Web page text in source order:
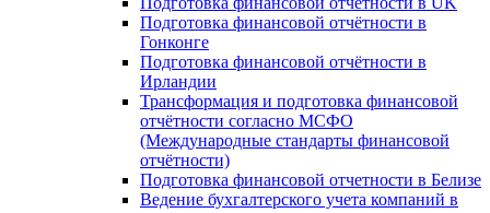
Подготовка финансовой отчётности в
Гонконге
Подготовка финансовой отчётности в
Ирландии
Трансформация и подготовка финансовой
отчётности согласно МСФО
(Международные стандарты финансовой
отчётности)
Подготовка финансовой отчетности в Белизе
Ведение бухгалтерского учета компаний в